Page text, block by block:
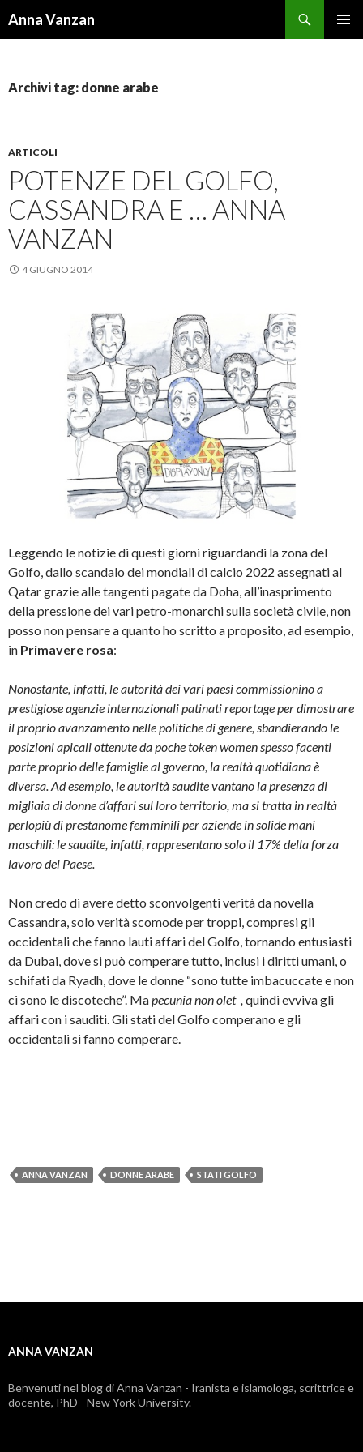
Anna Vanzan
Archivi tag: donne arabe
ARTICOLI
POTENZE DEL GOLFO,
CASSANDRA E … ANNA
VANZAN
4 GIUGNO 2014
Leggendo le notizie di questi giorni riguardandi la zona del
Golfo, dallo scandalo dei mondiali di calcio 2022 assegnati al
Qatar grazie alle tangenti pagate da Doha, all’inasprimento
della pressione dei vari petro-monarchi sulla società civile, non
posso non pensare a quanto ho scritto a proposito, ad esempio,
in Primavere rosa:
Nonostante, infatti, le autorità dei vari paesi commissionino a
prestigiose agenzie internazionali patinati reportage per dimostrare
il proprio avanzamento nelle politiche di genere, sbandierando le
posizioni apicali ottenute da poche token women spesso facenti
parte proprio delle famiglie al governo, la realtà quotidiana è
diversa. Ad esempio, le autorità saudite vantano la presenza di
migliaia di donne d’affari sul loro territorio, ma si tratta in realtà
perlopiù di prestanome femminili per aziende in solide mani
maschili: le saudite, infatti, rappresentano solo il 17% della forza
lavoro del Paese.
Non credo di avere detto sconvolgenti verità da novella
Cassandra, solo verità scomode per troppi, compresi gli
occidentali che fanno lauti affari del Golfo, tornando entusiasti
da Dubai, dove si può comperare tutto, inclusi i diritti umani, o
schifati da Ryadh, dove le donne “sono tutte imbacuccate e non
ci sono le discoteche”. Mapecunia non olet , quindi evviva gli
affari con i sauditi. Gli stati del Golfo comperano e gli
occidentali si fanno comperare.
ANNA VANZAN DONNE ARABE STATI GOLFO
ANNA VANZAN
Benvenuti nel blog di Anna Vanzan - Iranista e islamologa, scrittrice e
docente, PhD - New York University.